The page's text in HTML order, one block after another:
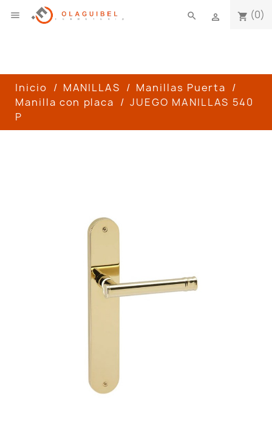
 shopping_cart (0)

search
Inicio MANILLAS
Manillas Puerta
Manilla con placa
JUEGO MANILLAS 540
P